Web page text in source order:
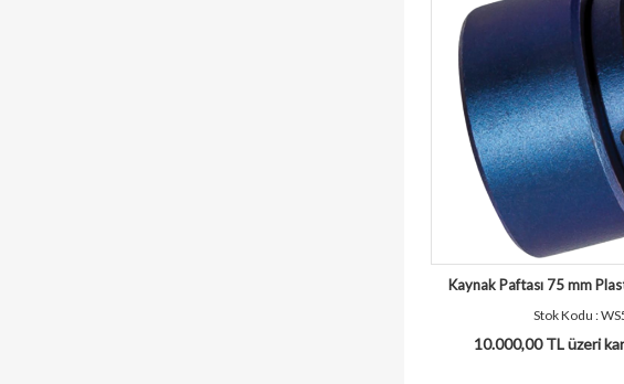
Kaynak Paftası 75 mm
Stok Kodu :
10.000,00 TL üzeri